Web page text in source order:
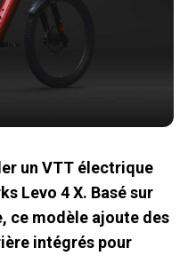
un VTT électrique
Levo 4 X. Basé sur
ce modèle ajoute des
intégrés pour